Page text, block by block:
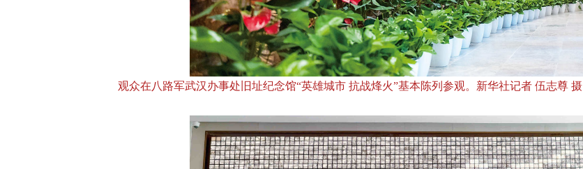
观众在八路军武汉办事处旧址纪念馆“英雄城市 抗战烽火”基本陈列参观。新华社记者 伍志尊 摄